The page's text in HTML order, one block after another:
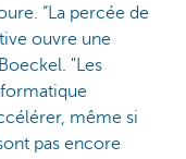
“La percée de
ouvre une
"Les
même si
pas encore